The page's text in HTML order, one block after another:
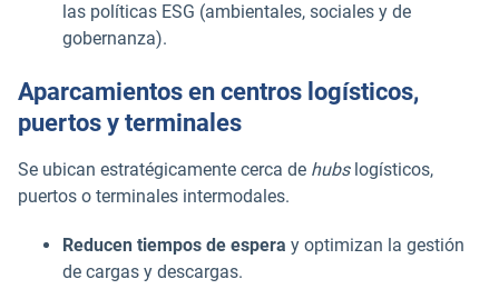
las políticas ESG (ambientales, sociales y de
gobernanza).
Aparcamientos en centros logísticos,
puertos y terminales
Se ubican estratégicamente cerca de hubslogísticos,
puertos o terminales intermodales.
Reducen tiempos de espera y optimizan la gestión
de cargas y descargas.